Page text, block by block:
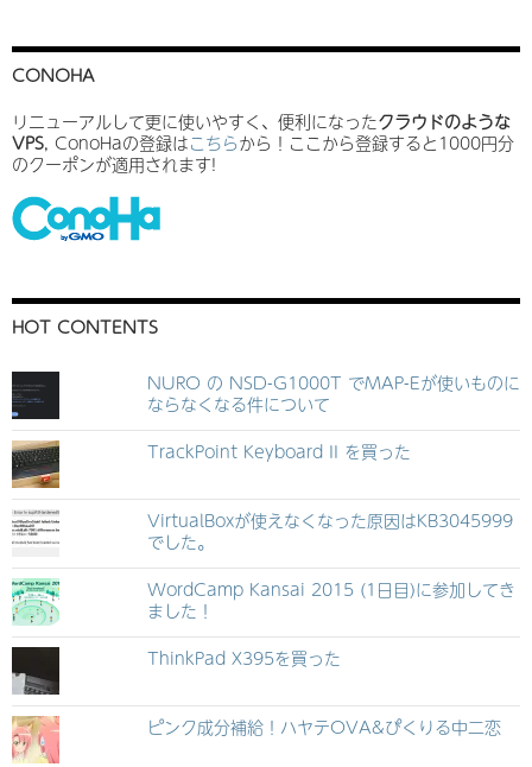
CONOHA
リニューアルして更に使いやすく、便利になったクラウドのような
VPS, ConoHaの登録はこちらから！ここから登録すると1000円分
のクーポンが適用されます!
HOT CONTENTS
NURO の NSD-G1000T でMAP-Eが使いものに
ならなくなる件について
TrackPoint Keyboard II を買った
VirtualBoxが使えなくなった原因はKB3045999
でした。
WordCamp Kansai 2015 (1日目)に参加してき
ました！
ThinkPad X395を買った
ピンク成分補給！ハヤテOVA&ぴくりる中二恋